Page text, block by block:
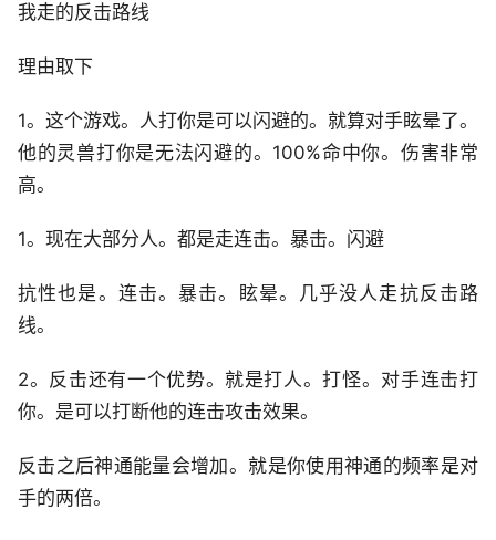
我走的反击路线
理由取下
1。这个游戏。人打你是可以闪避的。就算对手眩晕了。
他的灵兽打你是无法闪避的。100%命中你。伤害非常
高。
1。现在大部分人。都是走连击。暴击。闪避
抗性也是。连击。暴击。眩晕。几乎没人走抗反击路
线。
2。反击还有一个优势。就是打人。打怪。对手连击打
你。是可以打断他的连击攻击效果。
反击之后神通能量会增加。就是你使用神通的频率是对
手的两倍。